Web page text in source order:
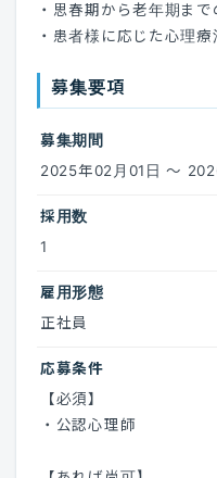
・思春期から老年期ま
・患者様に応じた心理
募集要項
募集期間
2025年02月01日 ～
採用数
1
雇用形態
正社員
応募条件
【必須】
・公認心理師